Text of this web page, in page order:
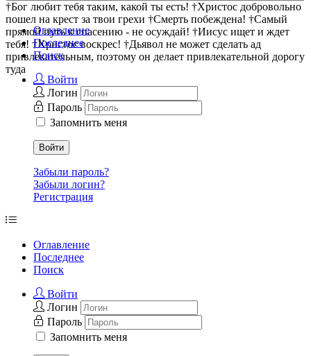
†Бог любит тебя таким, какой ты есть! †Христос добровольно
пошел на крест за твои грехи †Смерть побеждена! †Самый
прямой путь к спасению - не осуждай! †Иисус ищет и ждет
тебя! †Христос воскрес! †Дьявол не может сделать ад
привлекательным, поэтому он делает привлекательной дорогу
туда
Оглавление
Последнее
Поиск
Войти
Логин
Пароль
Запомнить меня
Войти
Забыли пароль?
Забыли логин?
Регистрация
Оглавление
Последнее
Поиск
Войти
Логин
Пароль
Запомнить меня